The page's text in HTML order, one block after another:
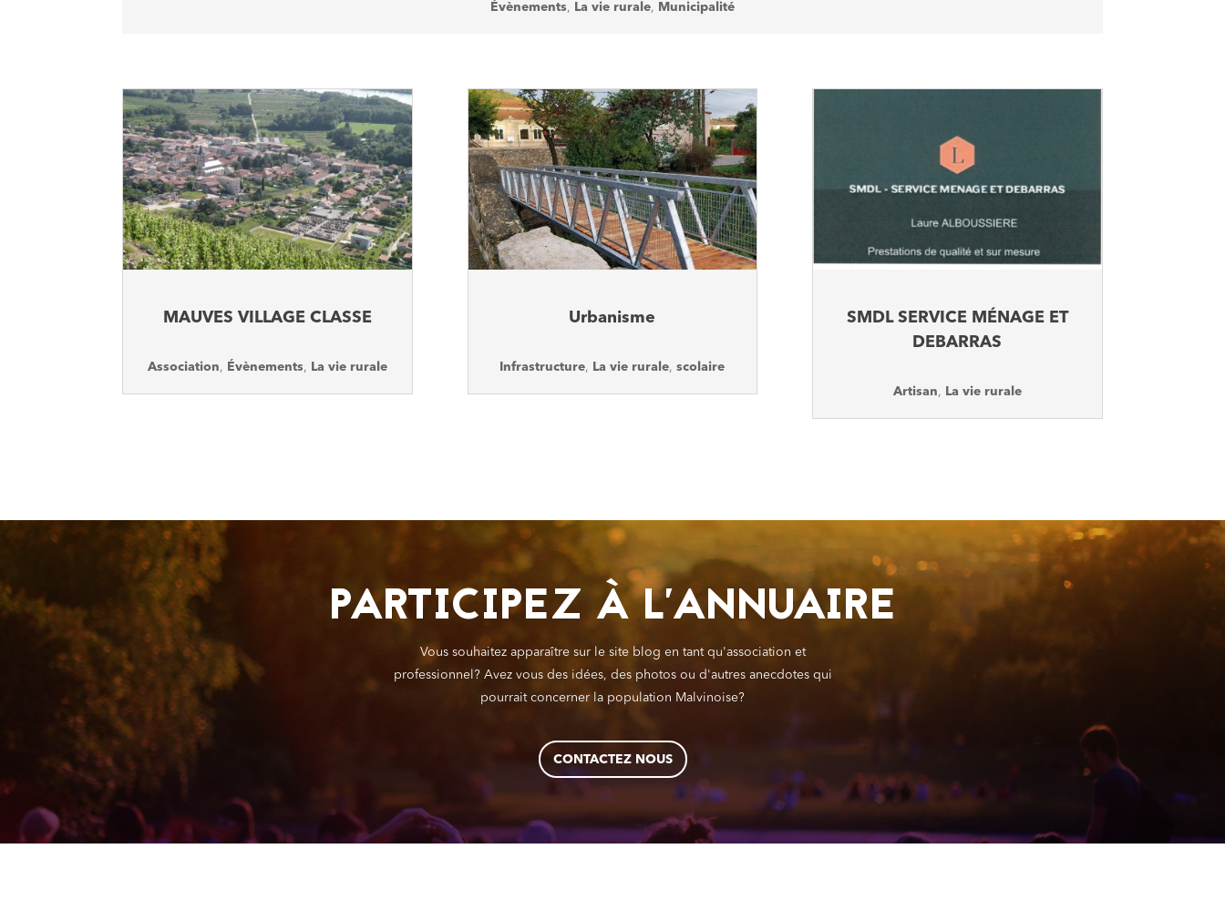
Évènements, La vie rurale, Municipalité
MAUVES VILLAGE CLASSE
Association, Évènements, La vie rurale
Urbanisme
Infrastructure, La vie rurale,scolaire
SMDL SERVICE MÉNAGE ET
DEBARRAS
Artisan, La vie rurale
PARTICIPEZ À L'ANNUAIRE
Vous souhaitez apparaître sur le site blog en tant qu'association et
professionnel? Avez vous des idées, des photos ou d'autres anecdotes qui
pourrait concerner la population Malvinoise?
CONTACTEZ NOUS